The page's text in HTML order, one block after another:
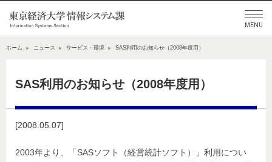
ホーム ニュース サービス・環境 SAS利用のお知らせ（2008年度用）
SAS利用のお知らせ（2008年度用）
[2008.05.07]
2003年より、「SASソフト（経営統計ソフト）」利用につい